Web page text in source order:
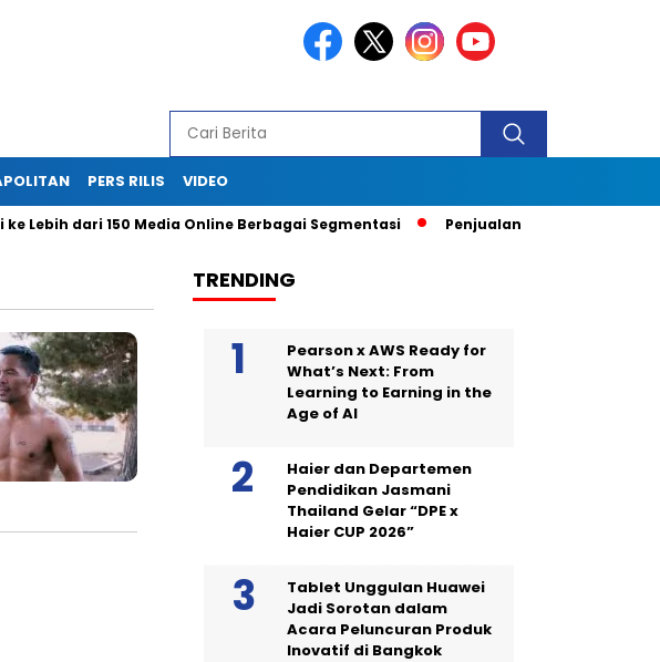
PERS RILIS VIDEO
dari 150 Media Online Berbagai Segmentasi Penjualan Anjlok, Coca Cola
TRENDING
Pearson x AWS Ready for
What’s Next: From
Learning to Earning in the
Age of AI
Haier dan Departemen
Pendidikan Jasmani
Thailand Gelar “DPE x
Haier CUP 2026”
Tablet Unggulan Huawei
Jadi Sorotan dalam
Acara Peluncuran Produk
Inovatif di Bangkok